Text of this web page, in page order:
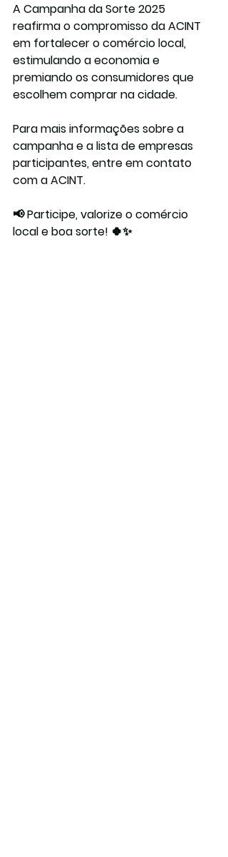
A Campanha da Sorte 2025
reafirma o compromisso da ACINT
em fortalecer o comércio local,
estimulando a economia e
premiando os consumidores que
escolhem comprar na cidade.
Para mais informações sobre a
campanha e a lista de empresas
participantes, entre em contato
com a ACINT.
📢 Participe, valorize o comércio
local e boa sorte! 🍀✨